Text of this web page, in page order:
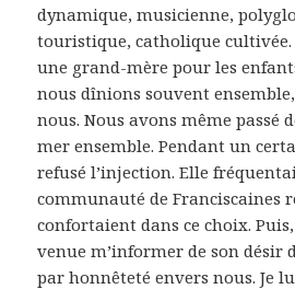
dynamique, musicienne,
touristique, catholique cultivée.
une grand-mère pour les
nous dînions souvent
nous. Nous avons même passé
mer ensemble. Pendant un
refusé l’injection. Elle
communauté de Franciscaines
confortaient dans ce choix.
venue m’informer de son désir
par honnêteté envers nous. Je